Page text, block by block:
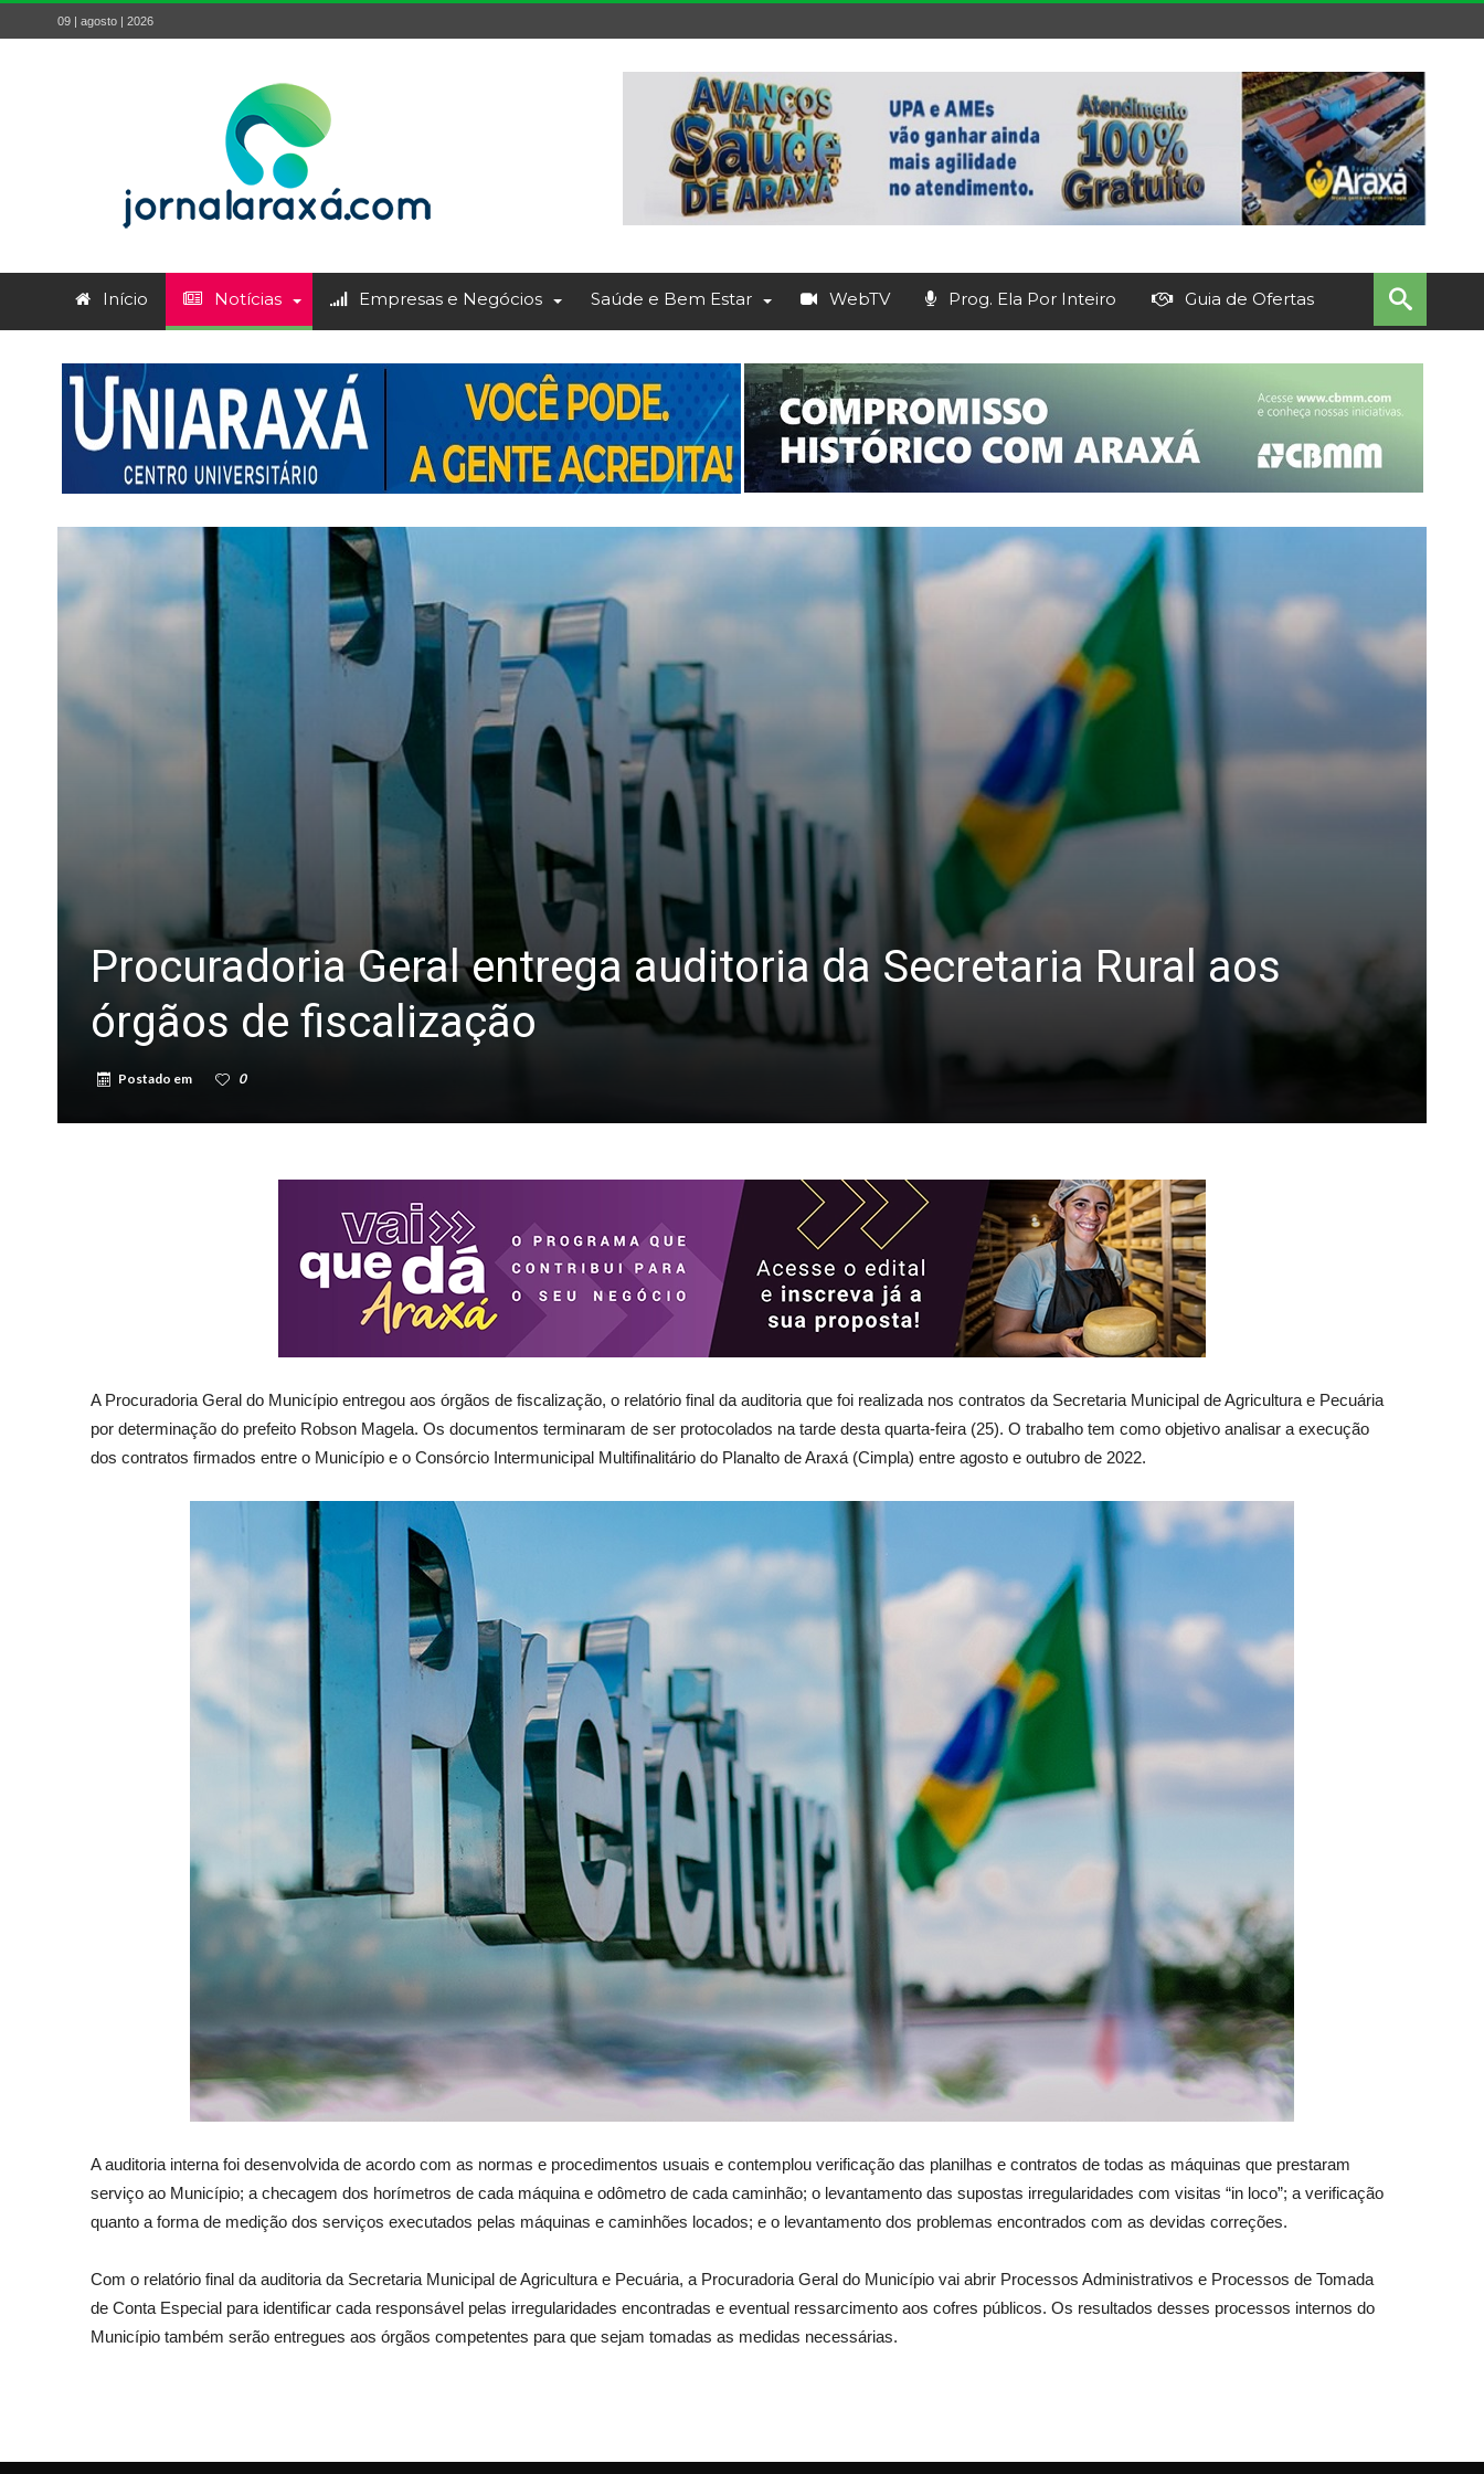
09 | agosto | 2026
Início Notícias Empresas e Negócios Saúde e Bem Estar WebTV Prog. Ela Por Inteiro Guia de Ofertas
Procuradoria Geral entrega auditoria da Secretaria Rural aos
órgãos de fiscalização
Postado em 0
A Procuradoria Geral do Município entregou aos órgãos de fiscalização, o relatório final da auditoria que foi realizada nos contratos da Secretaria Municipal de Agricultura e Pecuária
por determinação do prefeito Robson Magela. Os documentos terminaram de ser protocolados na tarde desta quarta-feira (25). O trabalho tem como objetivo analisar a execução
dos contratos firmados entre o Município e o Consórcio Intermunicipal Multifinalitário do Planalto de Araxá (Cimpla) entre agosto e outubro de 2022.
A auditoria interna foi desenvolvida de acordo com as normas e procedimentos usuais e contemplou verificação das planilhas e contratos de todas as máquinas que prestaram
serviço ao Município; a checagem dos horímetros de cada máquina e odômetro de cada caminhão; o levantamento das supostas irregularidades com visitas “in loco”; a verificação
quanto a forma de medição dos serviços executados pelas máquinas e caminhões locados; e o levantamento dos problemas encontrados com as devidas correções.
Com o relatório final da auditoria da Secretaria Municipal de Agricultura e Pecuária, a Procuradoria Geral do Município vai abrir Processos Administrativos e Processos de Tomada
de Conta Especial para identificar cada responsável pelas irregularidades encontradas e eventual ressarcimento aos cofres públicos. Os resultados desses processos internos do
Município também serão entregues aos órgãos competentes para que sejam tomadas as medidas necessárias.